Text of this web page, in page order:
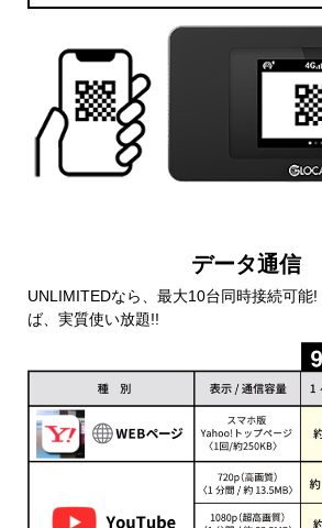
データ通信
UNLIMITEDなら、最大10台同時接続可能
ば、実質使い放題!!